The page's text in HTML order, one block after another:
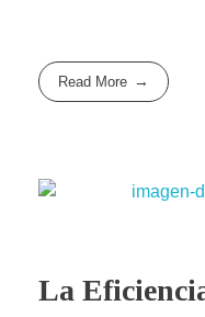
Read More
La